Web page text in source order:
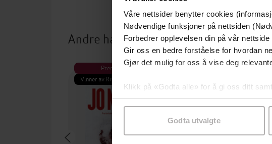
Våre nettsider benytter cookies
Nødvendige funksjoner på nettsiden
Forbedrer opplevelsen din på vår nettside
Gir oss en bedre forståelse for hvordan
Gjør det mulig for oss å vise deg
Klikk på «Godta alle» for å gi oss ditt
samtykke til spesifikke formål ved å
Godta utvalgte
Andre har også kjøpt
Premium
Vinner av Rivertonprisen
Premium